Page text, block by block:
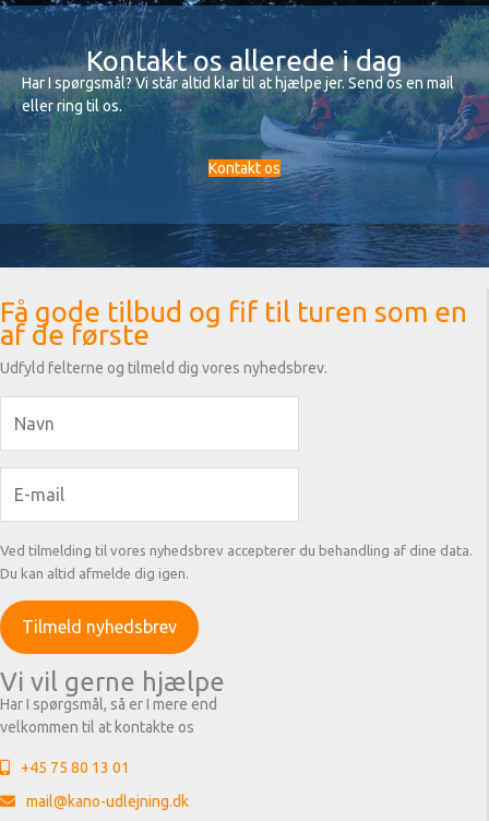
Kontakt os allerede i dag
Har I spørgsmål? Vi står altid klar til at hjælpe jer. Send os en mail
eller ring til os.
Kontakt os
Få gode tilbud og fif til turen som en
af de første
Udfyld felterne og tilmeld dig vores nyhedsbrev.
Ved tilmelding til vores nyhedsbrev accepterer du behandling af dine data.
Du kan altid afmelde dig igen.
Vi vil gerne hjælpe
Har I spørgsmål, så er I mere end
velkommen til at kontakte os
+45 75 80 13 01
mail@kano-udlejning.dk